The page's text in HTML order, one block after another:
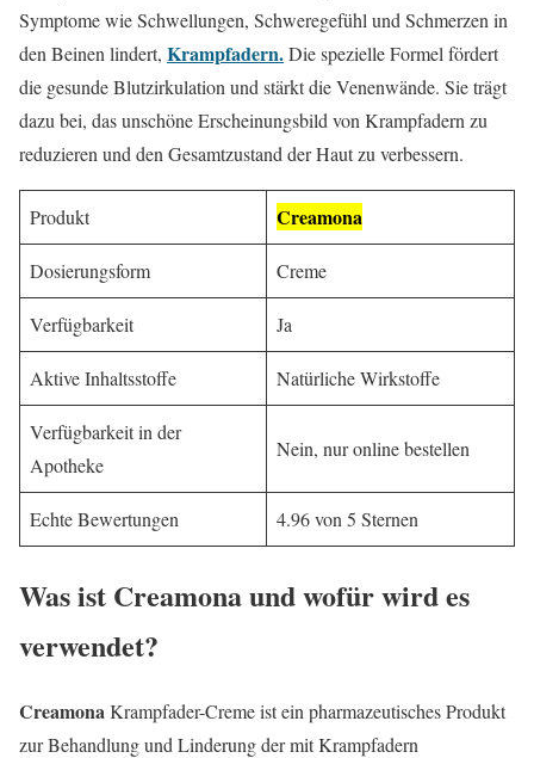
Symptome wie Schwellungen, Schweregefühl und Schmerzen in
den Beinen lindert, Krampfadern.Die spezielle Formel fördert
die gesunde Blutzirkulation und stärkt die Venenwände. Sie trägt
dazu bei, das unschöne Erscheinungsbild von Krampfadern zu
reduzieren und den Gesamtzustand der Haut zu verbessern.
Produkt Creamona
Dosierungsform Creme
Verfügbarkeit Ja
Aktive Inhaltsstoffe Natürliche Wirkstoffe
Verfügbarkeit in der
Apotheke
Nein, nur online bestellen
Echte Bewertungen 4.96 von 5 Sternen
Was ist Creamonaund wofür wird es
verwendet?
Creamona Krampfader-Creme ist ein pharmazeutisches Produkt
zur Behandlung und Linderung der mit Krampfadern